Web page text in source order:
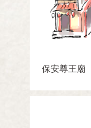
保安尊王廟